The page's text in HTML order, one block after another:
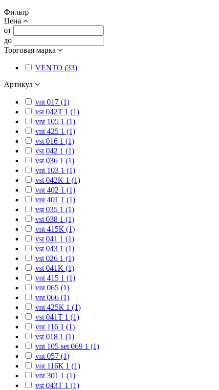
Фильтр
Цена
от
до
Торговая марка
VENTO (33)
Артикул
vnt 017 (1)
vst 042T 1 (1)
vnt 105 1 (1)
vnt 425 1 (1)
vst 016 1 (1)
vst 042 1 (1)
vst 036 1 (1)
vnt 103 1 (1)
vst 042K 1 (1)
vnt 402 1 (1)
vnt 401 1 (1)
vst 035 1 (1)
vst 038 1 (1)
vnt 415К (1)
vst 041 1 (1)
vst 043 1 (1)
vst 026 1 (1)
vst 041K (1)
vnt 415 1 (1)
vnt 065 (1)
vnt 066 (1)
vnt 425К 1 (1)
vst 041T 1 (1)
vnt 116 1 (1)
vst 018 1 (1)
vnt 105 set 069 1 (1)
vnt 057 (1)
vnt 116К 1 (1)
vnt 301 1 (1)
vst 043T 1 (1)